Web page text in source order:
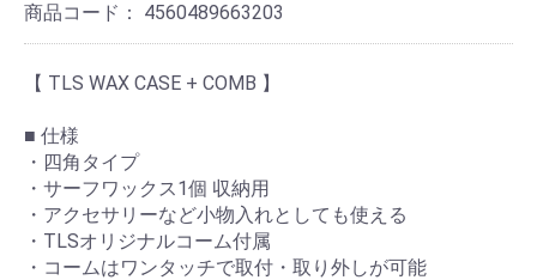
商品コード： 4560489663203
【 TLS WAX CASE + COMB 】
■ 仕様
・四角タイプ
・サーフワックス1個 収納用
・アクセサリーなど小物入れとしても使える
・TLSオリジナルコーム付属
・コームはワンタッチで取付・取り外しが可能